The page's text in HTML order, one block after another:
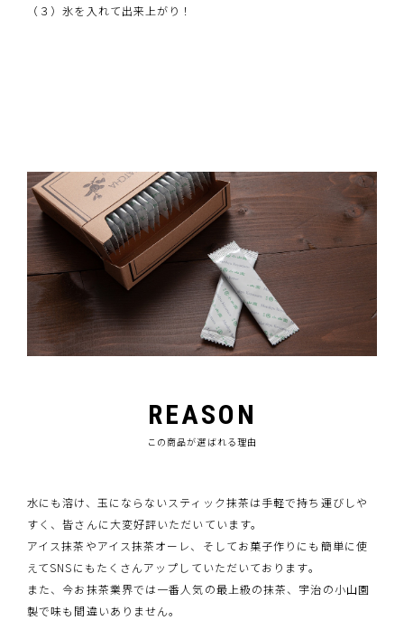
（３）氷を入れて出来上がり！
REASON
この商品が選ばれる理由
水にも溶け、玉にならないスティック抹茶は手軽で持ち運びしや
すく、皆さんに大変好評いただいています。
アイス抹茶やアイス抹茶オーレ、そしてお菓子作りにも簡単に使
えてSNSにもたくさんアップしていただいております。
また、今お抹茶業界では一番人気の最上級の抹茶、宇治の小山園
製で味も間違いありません。